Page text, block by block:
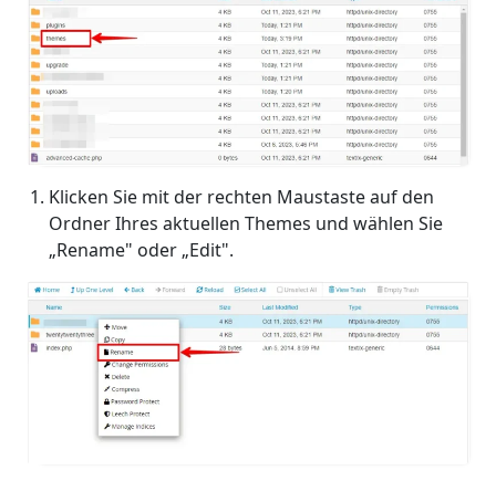
Klicken Sie mit der rechten Maustaste auf den
Ordner Ihres aktuellen Themes und wählen Sie
„Rename" oder „Edit".